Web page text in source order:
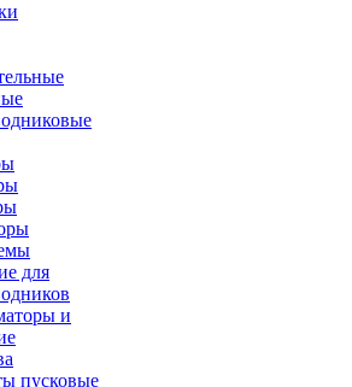
для
и
пусковые